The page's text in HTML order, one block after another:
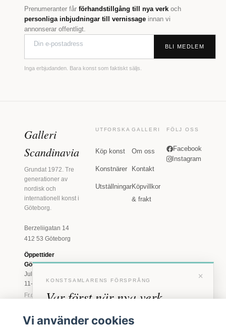
Prenumeranter får förhandstillgång till nya verk och
personliga inbjudningar till vernissage innan vi
annonserar offentligt.
BLI MEDLEM
Inga erbjudanden. Bara konst som faktiskt säljs.
Galleri
Scandinavia
Grundat 1972. Tre
generationer av
nordisk och
internationell konst i
Göteborg.
Berzeliigatan 14
412 53 Göteborg
Öppettider
Göteborg
Juli: Tis 11-18 · Lör
11-16
Fr.o.m. augusti: Tis-
16
UTFORSKA
Köp konst
Konstnärer
Utställningar
GALLERI
Om oss
Kontakt
Köpvillkor
& frakt
FÖLJ OSS
Facebook
Instagram
×
KONSTSAMLARENS FÖRSPRÅNG
Var först när nya verk
anländer
Vi använder cookies